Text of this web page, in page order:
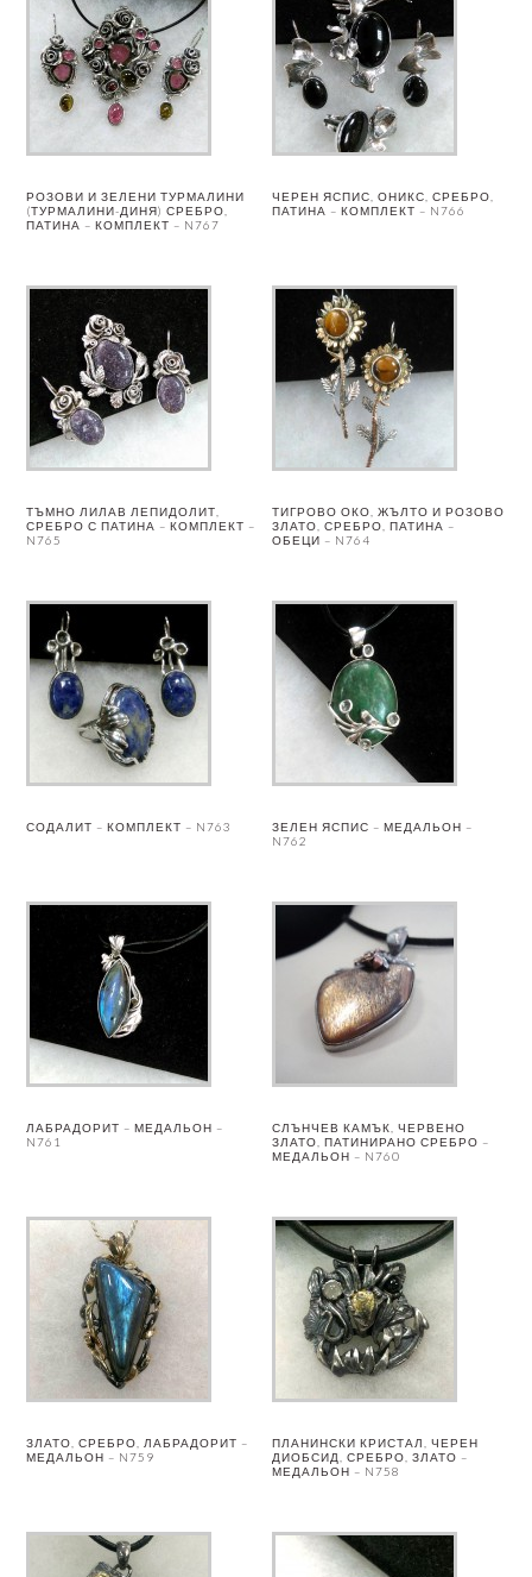
РОЗОВИ И ЗЕЛЕНИ ТУРМАЛИНИ
(ТУРМАЛИНИ-ДИНЯ) СРЕБРО,
ПАТИНА – КОМПЛЕКТ – N767
ЧЕРЕН ЯСПИС, ОНИКС, СРЕБРО,
ПАТИНА – КОМПЛЕКТ – N766
ТЪМНО ЛИЛАВ ЛЕПИДОЛИТ,
СРЕБРО С ПАТИНА – КОМПЛЕКТ –
N765
ТИГРОВО ОКО, ЖЪЛТО И РОЗОВО
ЗЛАТО, СРЕБРО, ПАТИНА –
ОБЕЦИ – N764
СОДАЛИТ – КОМПЛЕКТ – N763
ЗЕЛЕН ЯСПИС – МЕДАЛЬОН –
N762
ЛАБРАДОРИТ – МЕДАЛЬОН –
N761
СЛЪНЧЕВ КАМЪК, ЧЕРВЕНО
ЗЛАТО, ПАТИНИРАНО СРЕБРО –
МЕДАЛЬОН – N760
ЗЛАТО, СРЕБРО, ЛАБРАДОРИТ –
МЕДАЛЬОН – N759
ПЛАНИНСКИ КРИСТАЛ, ЧЕРЕН
ДИОБСИД, СРЕБРО, ЗЛАТО –
МЕДАЛЬОН – N758